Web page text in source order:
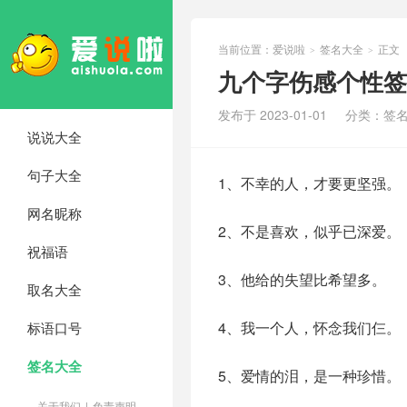
说说大全
句子大全
网名昵称
祝福语
取名大全
标语口号
签名大全
当前位置： 爱说啦 > 签名大全 > 正文
九个字伤感个性
发布于 2023-01-01 分类： 签
1、不幸的人，才要更坚强。
2、不是喜欢，似乎已深爱。
3、他给的失望比希望多。
4、我一个人，怀念我们仨。
5、爱情的泪，是一种珍惜。